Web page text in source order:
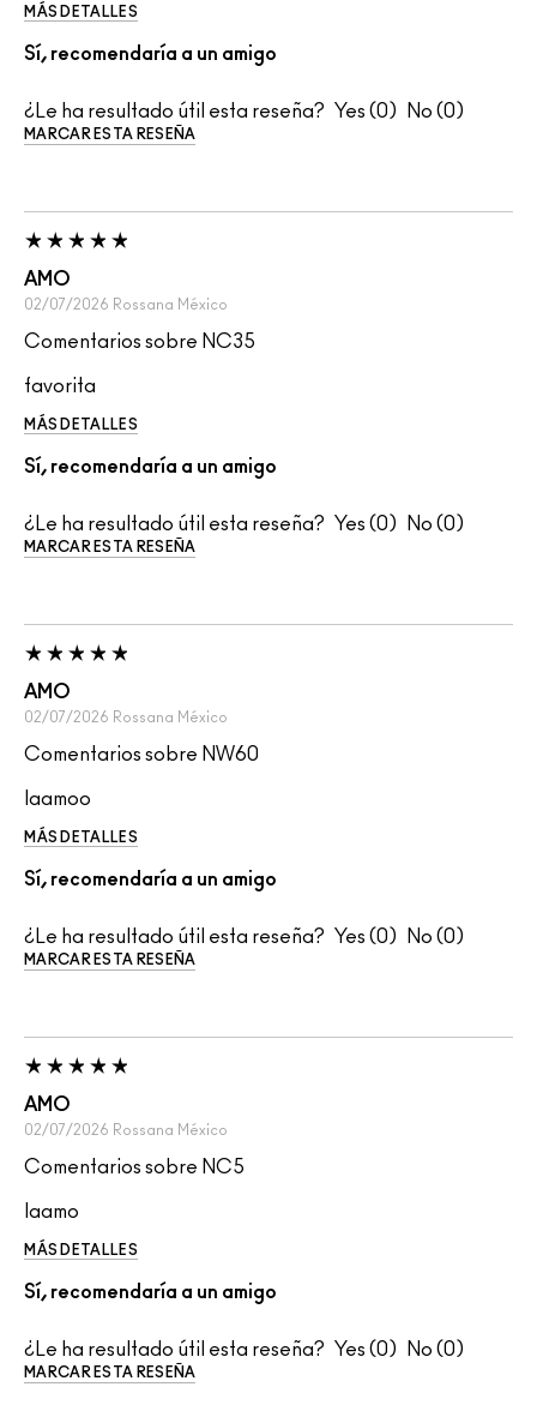
MÁS DETALLES
Sí, recomendaría a un amigo
¿Le ha resultado útil esta reseña? 0 0
MARCAR ESTA RESEÑA
AMO
02/07/2026 Rossana México
Comentarios sobre NC35
favorita
MÁS DETALLES
Sí, recomendaría a un amigo
¿Le ha resultado útil esta reseña? 0 0
MARCAR ESTA RESEÑA
AMO
02/07/2026 Rossana México
Comentarios sobre NW60
laamoo
MÁS DETALLES
Sí, recomendaría a un amigo
¿Le ha resultado útil esta reseña? 0 0
MARCAR ESTA RESEÑA
AMO
02/07/2026 Rossana México
Comentarios sobre NC5
laamo
MÁS DETALLES
Sí, recomendaría a un amigo
¿Le ha resultado útil esta reseña? 0 0
MARCAR ESTA RESEÑA